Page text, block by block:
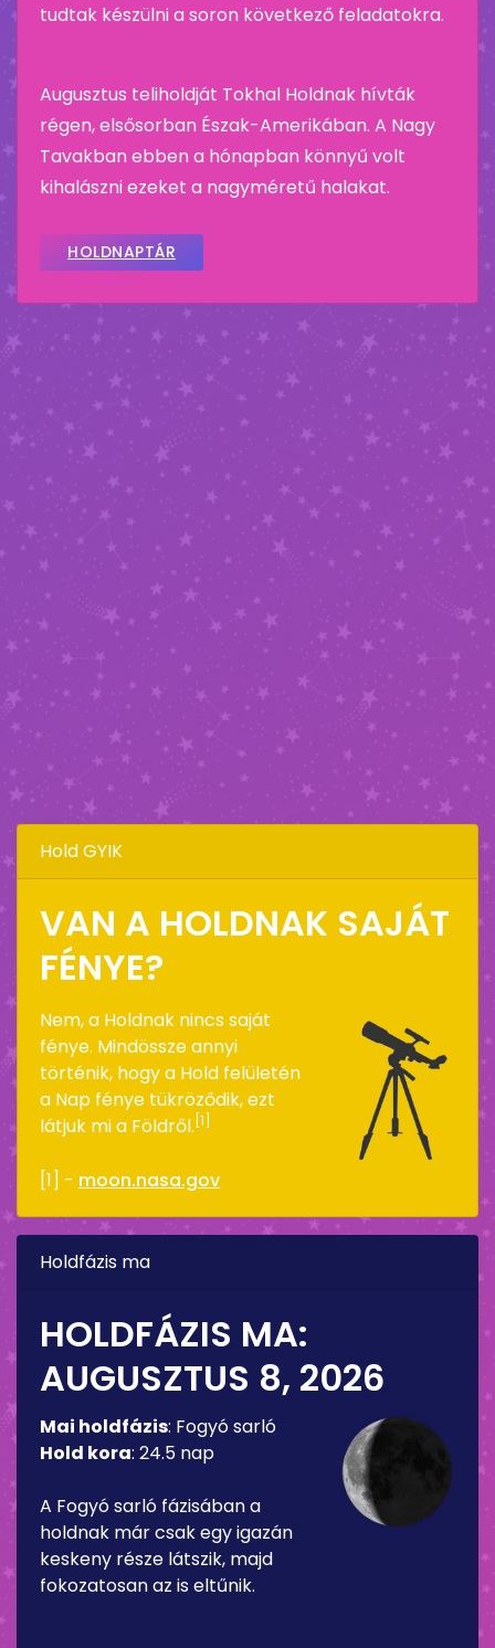
tudtak készülni a soron következő feladatokra.
Augusztus teliholdját Tokhal Holdnak hívták
régen, elsősorban Észak-Amerikában. A Nagy
Tavakban ebben a hónapban könnyű volt
kihalászni ezeket a nagyméretű halakat.
HOLDNAPTÁR
Hold GYIK
VAN A HOLDNAK SAJÁT
FÉNYE?
Nem, a Holdnak nincs saját
fénye. Mindössze annyi
történik, hogy a Hold felületén
a Nap fénye tükröződik, ezt
látjuk mi a Földről. [1]
[1] - moon.nasa.gov
Holdfázis ma
HOLDFÁZIS MA:
AUGUSZTUS 8, 2026
Mai holdfázis: Fogyó sarló
Hold kora: 24.5 nap
A Fogyó sarló fázisában a
holdnak már csak egy igazán
keskeny része látszik, majd
fokozatosan az is eltűnik.